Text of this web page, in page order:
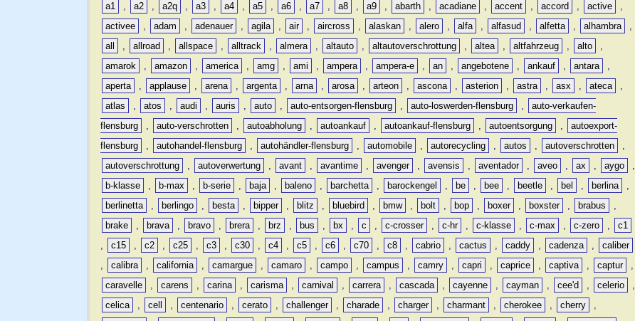
a1
, a2 , a2q , a3 , a4 , a5 , a6 , a7 , a8 , a9 , abarth , acadiane , accent , accord , active
,
activee
, adam , adenauer , agila , air , aircross , alaskan , alero , alfa , alfasud , alfetta , alhambra
,
all
, allroad , allspace , alltrack , almera , altauto , altautoverschrottung , altea , altfahrzeug , alto
,
amarok
, amazon , america , amg , ami , ampera , ampera-e , an , angebotene , ankauf , antara
,
aperta
, applause , arena , argenta , arna , arosa , arteon , ascona , asterion , astra , asx , ateca
,
atlas
, atos , audi , auris , auto , auto-entsorgen-flensburg , auto-loswerden-flensburg ,
auto-verkaufen-
flensburg
, auto-verschrotten , autoabholung , autoankauf , autoankauf-flensburg , autoentsorgung ,
autoexport-
flensburg
, autohandel-flensburg , autohändler-flensburg , automobile , autorecycling , autos , autoverschrotten
,
autoverschrottung
, autoverwertung , avant , avantime , avenger , avensis , aventador , aveo , ax , aygo
,
b-klasse
, b-max , b-serie , baja , baleno , barchetta , barockengel , be , bee , beetle , bel , berlina
,
berlinetta
, berlingo , besta , bipper , blitz , bluebird , bmw , bolt , bop , boxer , boxster , brabus
,
brake
, brava , bravo , brera , brz , bus , bx , c , c-crosser , c-hr , c-klasse , c-max , c-zero ,
c1
,
c15 , c2 , c25 , c3 , c30 , c4 , c5 , c6 , c70 , c8 , cabrio , cactus , caddy , cadenza ,
caliber
,
calibra , california , camargue , camaro , campo , campus , camry , capri , caprice , captiva , captur
,
caravelle
, carens , carina , carisma , carnival , carrera , cascada , cayenne , cayman , cee'd , celerio
,
celica
, cell , centenario , cerato , challenger , charade , charger , charmant , cherokee , cherry
,